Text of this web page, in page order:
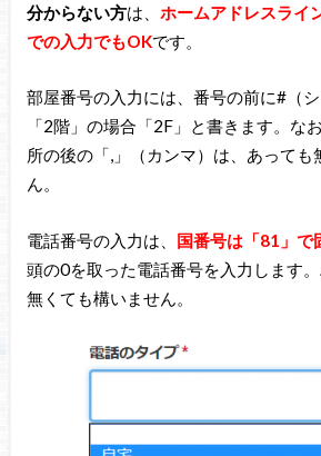
分からない方は、 ホームアドレスライ
での入力でもOKです。
部屋番号の入力には、番号の前に#（
「2階」の場合「2F」と書きます。な
所の後の「,」（カンマ）は、あっても
ん。
電話番号の入力は、 国番号は「81」で
頭の0を取った電話番号を入力します
無くても構いません。